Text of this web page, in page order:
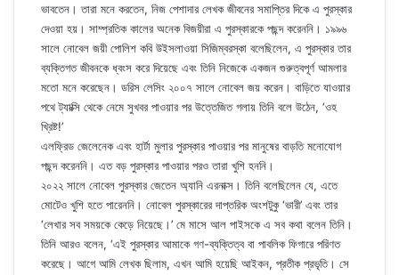
ভাবতেন। তারা মনে করতেন, নিজ পেশাদার লেখক জীবনের সমাপ্তির দিকে এ পুরস্কার
দেওয়া হয়। সাম্প্রতিক কালের অনেক বিজয়ীরা এ পুরস্কারকে পছন্দ করেননি। ১৯৯৬
সালে নোবেল জয়ী পোলিশ কবি উইসলাওয়া সিজিম্বরস্কা বলেছিলেন, এ পুরস্কার তার
ব্যক্তিগত জীবনকে ধ্বংস করে দিয়েছে এবং তিনি নিজেকে একজন গুরুত্বপূর্ণ আমলার
মতো মনে করেছেন। ডরিস লেসিং ২০০৭ সালে নোবেল জয় করেন। বাড়িতে যাওয়ার
পথে ট্যাক্সি থেকে নেমে সুখবর পাওয়ার পর উত্তেজিত গলায় তিনি বলে উঠেন, ‘ওহ
খ্রিষ্ট!’
এলফ্রিড জেলেনেক এবং হার্টা মুলার পুরস্কার পাওয়ার পর মানুষের বাড়তি মনোযোগ
পছন্দ করেননি। এত বড় পুরস্কার পাওয়ার পরও তারা খুশি হননি।
২০২২ সালে নোবেল পুরস্কার জেতেন অ্যানি এরনাক্স। তিনি বলেছিলেন যে, এতে
মোটেও খুশি হতে পারেননি। নোবেল পুরস্কারের দাপ্তরিক অংশটুকু ‘ভারী’ এবং তার
‘লেখার সব সময়কে কেড়ে নিয়েছে।’ মে মাসে আল পাইসকে এ সব কথা বলেন তিনি।
তিনি আরও বলেন, ‘এই পুরস্কার আমাকে গণ-ব্যক্তিত্ব বা পাবলিক ফিগারে পরিণত
করেছে। আগে আমি লেখক ছিলাম, এখন আমি হয়েছি আইকন, প্রতীক প্রভৃতি। সে